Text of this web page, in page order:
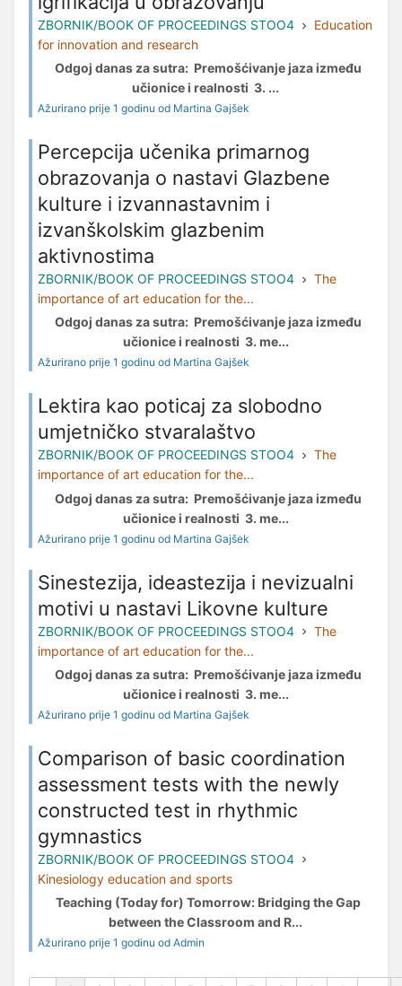
ZBORNIK/BOOK OF PROCEEDINGS STOO4
Education
for innovation and research
Odgoj danas za sutra: Premošćivanje jaza između
učionice i realnosti 3. ...
Ažurirano prije 1 godinu od Martina Gajšek
Percepcija učenika primarnog
obrazovanja o nastavi Glazbene
kulture i izvannastavnim i
izvanškolskim glazbenim
aktivnostima
ZBORNIK/BOOK OF PROCEEDINGS STOO4
The
importance of art education for the...
Odgoj danas za sutra: Premošćivanje jaza između
učionice i realnosti 3. me...
Ažurirano prije 1 godinu od Martina Gajšek
Lektira kao poticaj za slobodno
umjetničko stvaralaštvo
ZBORNIK/BOOK OF PROCEEDINGS STOO4
The
importance of art education for the...
Odgoj danas za sutra: Premošćivanje jaza između
učionice i realnosti 3. me...
Ažurirano prije 1 godinu od Martina Gajšek
Sinestezija, ideastezija i nevizualni
motivi u nastavi Likovne kulture
ZBORNIK/BOOK OF PROCEEDINGS STOO4
The
importance of art education for the...
Odgoj danas za sutra: Premošćivanje jaza između
učionice i realnosti 3. me...
Ažurirano prije 1 godinu od Martina Gajšek
Comparison of basic coordination
assessment tests with the newly
constructed test in rhythmic
gymnastics
ZBORNIK/BOOK OF PROCEEDINGS STOO4
Kinesiology education and sports
Teaching (Today for) Tomorrow: Bridging the Gap
between the Classroom and R...
Ažurirano prije 1 godinu od Admin